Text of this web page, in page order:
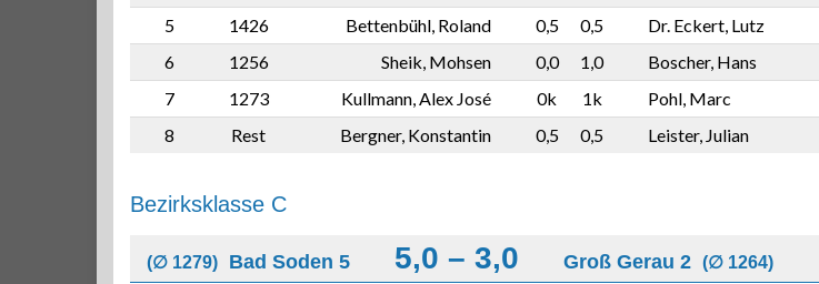
5
1426 Bettenbühl, Roland 0,5 0,5 Dr. Eckert, Lutz
6
1256 Sheik, Mohsen 0,0 1,0 Boscher, Hans
7
1273 Kullmann, Alex José 0k 1k Pohl, Marc
8
Rest Bergner, Konstantin 0,5 0,5 Leister, Julian
Bezirksklasse C
(∅ 1279) Bad Soden 5 5,0 – 3,0 Groß Gerau 2 (∅ 1264)